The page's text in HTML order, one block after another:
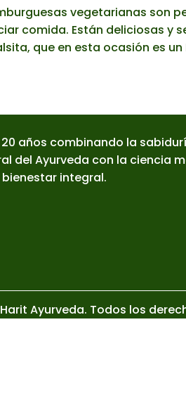
vegetarianas son
comida. Están deliciosas y
que en esta ocasión es
20 años combinando la
del Ayurveda con la ciencia
integral.
Ayurveda. Todos los